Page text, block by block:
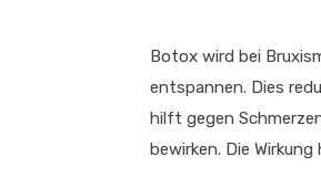
Botox wird bei
entspannen. Dies
hilft gegen
bewirken. Die